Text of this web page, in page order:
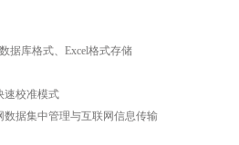
库格式、Excel格式存储
校准模式
据集中管理与互联网信息传输